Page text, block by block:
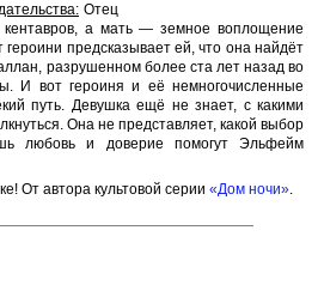
Отец
а мать — земное воплощение
предсказывает ей, что она найдёт
разрушенном более ста лет назад во
И вот героиня и её немногочисленные
путь. Девушка ещё не знает, с какими
Она не представляет, какой выбор
любовь и доверие помогут Эльфейм
От автора культовой серии «Дом ночи».